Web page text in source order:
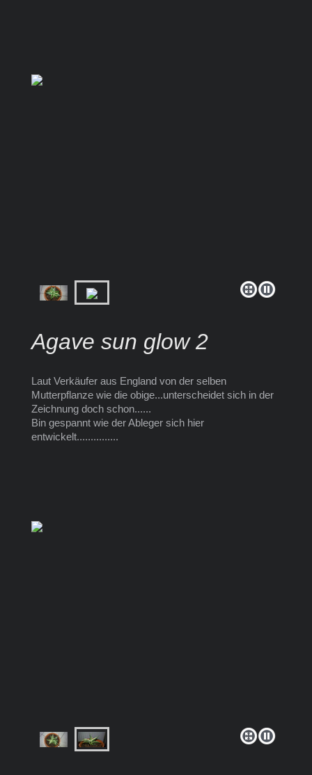
Agave sun glow 2
Laut Verkäufer aus England von der selben
Mutterpflanze wie die obige...unterscheidet sich in der
Zeichnung doch schon......
Bin gespannt wie der Ableger sich hier
entwickelt...............